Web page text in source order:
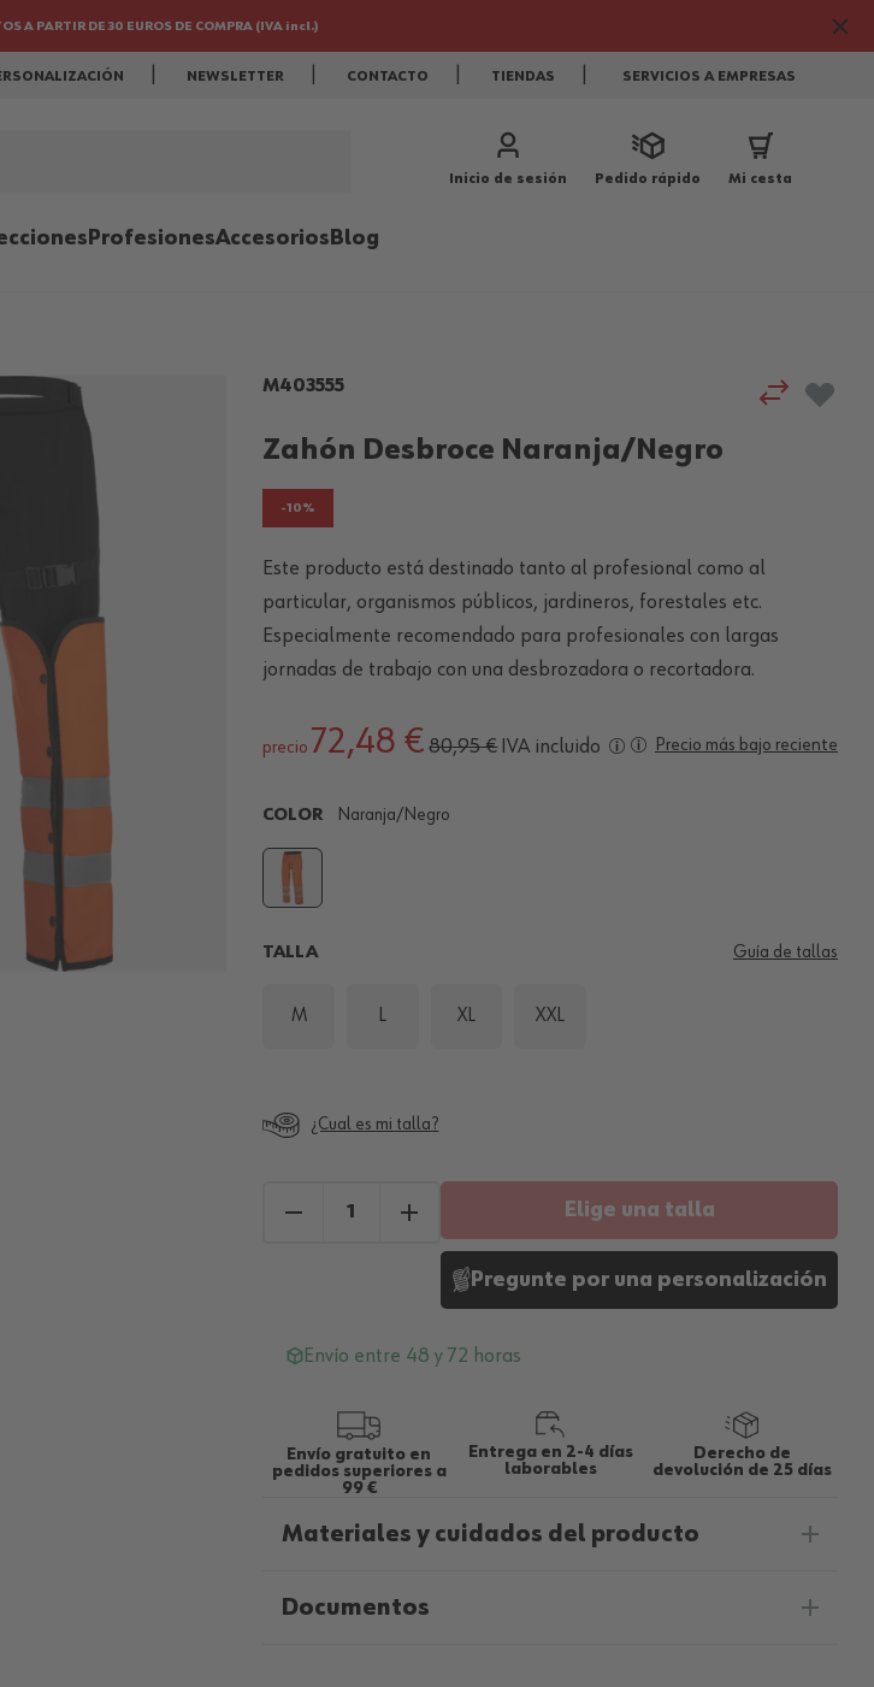
A PARTIR DE 30 EUROS DE COMPRA (IVA incl.)
NEWSLETTER CONTACTO TIENDAS SERVICIOS A EMPRESAS
Inicio de sesión Pedido rápido Mi cesta
ProfesionesAccesorios Blog
M403555
Zahón Desbroce Naranja/Negro
-10%
Este producto está destinado tanto al profesional como al
particular, organismos públicos, jardineros, forestales etc.
Especialmente recomendado para profesionales con largas
jornadas de trabajo con una desbrozadora o recortadora.
precio 72,48 € 80,95 € IVA incluido Precio más bajo reciente
COLOR Naranja/Negro
TALLA Guía de tallas
M L XL XXL
¿Cual es mi talla?
Elige una talla
Pregunte por una personalización
Envío entre 48 y 72 horas
Envío gratuito en
pedidos superiores a
99 €
Entrega en 2-4 días
laborables
Derecho de
devolución de 25 días
Materiales y cuidados del producto
Documentos